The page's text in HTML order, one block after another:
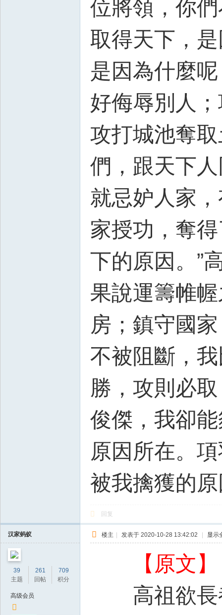
位將領，你
取得天下，
是因為什麼
好侮辱別人
攻打城池奪
們，跟天下
就忌妒人家
家授功，奪
下的原因。”
果說運籌帷
房；鎮守國
不被阻斷，
勝，攻則必
俊傑，我卻
原因所在。
被我擒獲的原
回复
汉家蚂蚁
39
主题
261
回帖
709
积分
高级会员
楼主 | 发表于 2020-10-28 13:42:02 | 显示
【原文】
高祖欲